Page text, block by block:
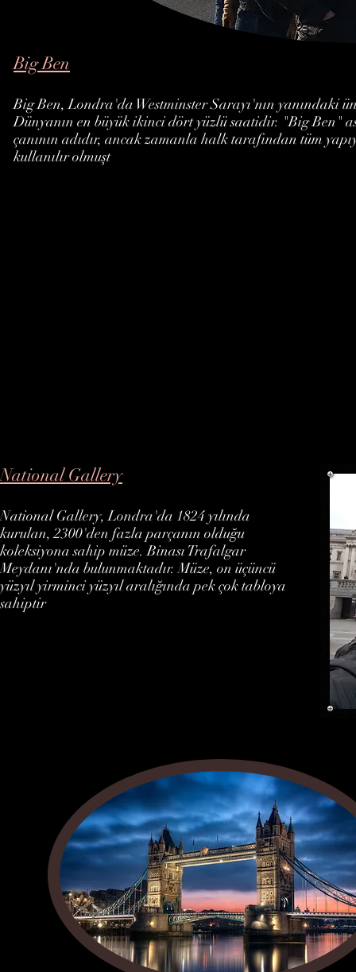
Big Ben
Big Ben, Londra'da Westminster Sarayı'nın yanındaki
Dünyanın en büyük ikinci dört yüzlü saatidir. "Big Ben"
çanının adıdır, ancak zamanla halk tarafından tüm
kullanılır olmuşt
National Gallery
National Gallery, Londra'da 1824 yılında
kurulan, 2300'den fazla parçanın olduğu
koleksiyona sahip müze. Binası Trafalgar
Meydanı'nda bulunmaktadır. Müze, on üçüncü
yüzyıl yirminci yüzyıl aralığında pek çok tabloya
sahiptir